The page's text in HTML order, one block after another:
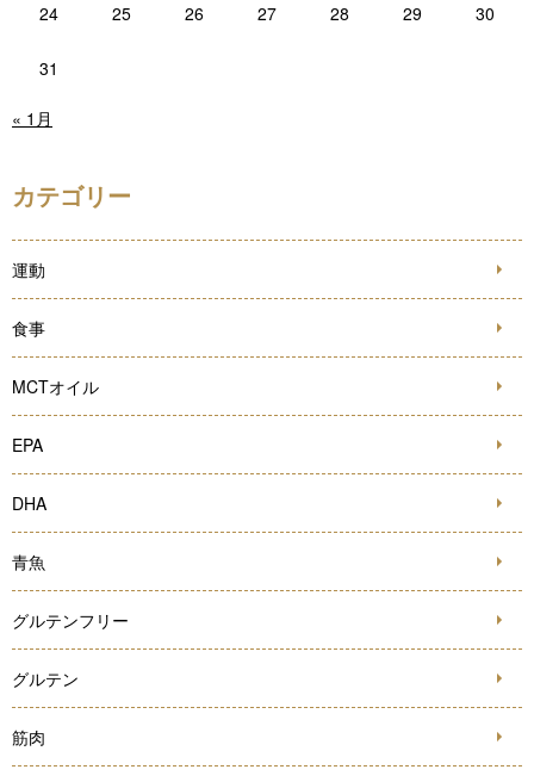
24 25 26 27 28 29 30
31
« 1月
カテゴリー
運動
食事
MCTオイル
EPA
DHA
青魚
グルテンフリー
グルテン
筋肉